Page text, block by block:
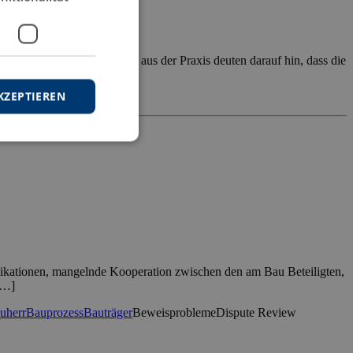
Erfahrungsberichte aus der Praxis deuten darauf hin, dass die
mangelnde Kooperation zwischen den am Bau Beteiligten,
BauprozessBauträgerBeweisproblemeDispute Review